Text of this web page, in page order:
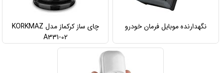
نگهدارنده موبایل فرمان خودرو
چای ساز کرکماز مدل KORKMAZ
A331-02